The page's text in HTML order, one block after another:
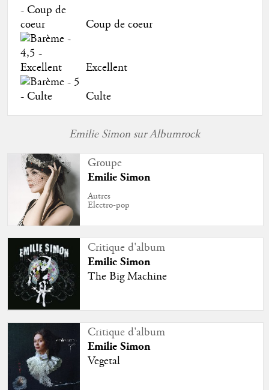
Coup de coeur
Excellent
Culte
Emilie Simon sur Albumrock
Groupe
Emilie Simon
Autres
Electro-pop
Critique d'album
Emilie Simon
The Big Machine
Critique d'album
Emilie Simon
Vegetal